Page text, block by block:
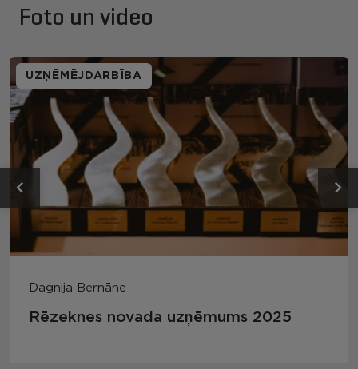
Foto un video
UZŅĒMĒJDARBĪBA
Dagnija Bernāne
Rēzeknes novada uzņēmums 2025